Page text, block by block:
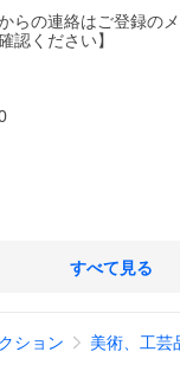
らの連絡はご登録の
認ください】
着剤を必要としない
すべて見る
ション 美術、工芸